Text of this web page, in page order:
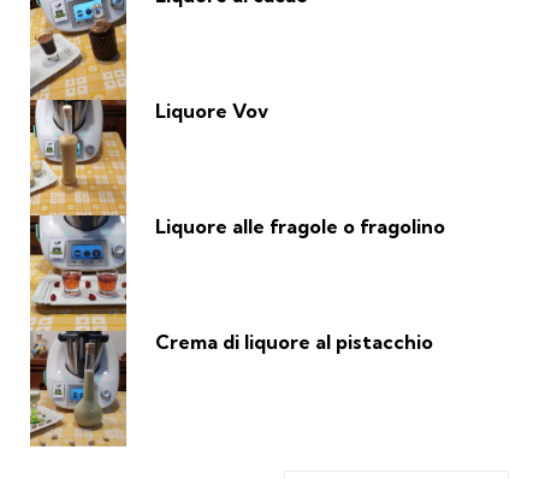
Liquore Vov
Liquore alle fragole o fragolino
Crema di liquore al pistacchio